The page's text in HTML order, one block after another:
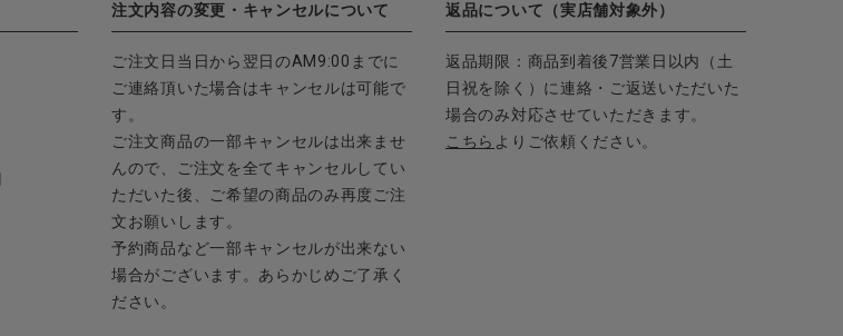
注文内容の変更・キャンセルについて
ご注文日当日から翌日のAM9:00までに
ご連絡頂いた場合はキャンセルは可能で
す。
ご注文商品の一部キャンセルは出来ませ
んので、ご注文を全てキャンセルしてい
ただいた後、ご希望の商品のみ再度ご注
文お願いします。
予約商品など一部キャンセルが出来ない
場合がございます。あらかじめご了承く
ださい。
返品について（実店舗対象外）
返品期限：商品到着後7営業日以内（土
日祝を除く）に連絡・ご返送いただいた
場合のみ対応させていただきます。
こちら よりご依頼ください。